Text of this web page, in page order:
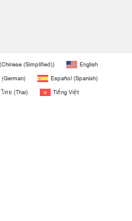
(Chinese (Simplified))
English
(German) Español(Spanish)
ไทย (Thai) Tiếng Việt